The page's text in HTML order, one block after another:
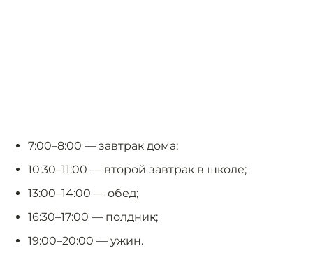
7:00–8:00 — завтрак дома;
10:30–11:00 — второй завтрак в школе;
13:00–14:00 — обед;
16:30–17:00 — полдник;
19:00–20:00 — ужин.